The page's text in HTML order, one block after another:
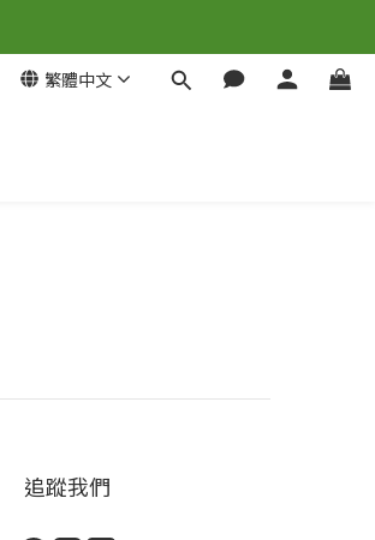
繁體中文
追蹤我們